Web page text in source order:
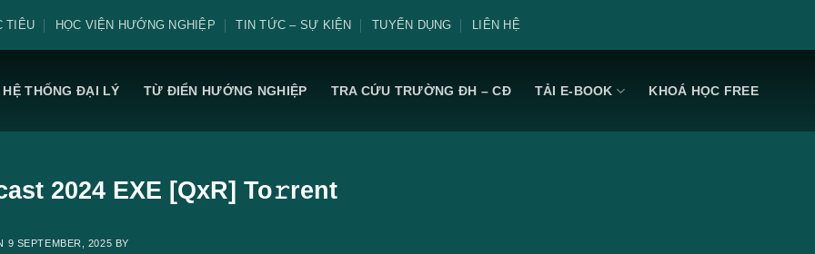
TIÊU HỌC VIỆN HƯỚNG NGHIỆP TIN TỨC – SỰ KIỆN TUYỂN DỤNG LIÊN HỆ
HỆ THỐNG ĐẠI LÝ TỪ ĐIỂN HƯỚNG NGHIỆP TRA CỨU TRƯỜNG ĐH – CĐ TẢI E-BOOK KHOÁ HỌC FREE
2024 EXE [QxR] To𝚛rent
9 SEPTEMBER, 2025 BY